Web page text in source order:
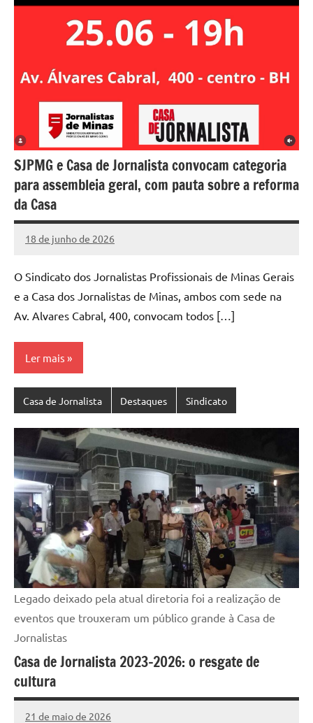
SJPMG e Casa de Jornalista convocam categoria
para assembleia geral, com pauta sobre a reforma
da Casa
18 de junho de 2026
Rafael
Nenhum
O Sindicato dos Jornalistas Profissionais de Minas Gerais
e a Casa dos Jornalistas de Minas, ambos com sede na
Av. Alvares Cabral, 400, convocam todos […]
Ler mais
Casa de Jornalista Destaques Sindicato
Legado deixado pela atual diretoria foi a realização de
eventos que trouxeram um público grande à Casa de
Jornalistas
Casa de Jornalista 2023-2026: o resgate de
cultura
21 de maio de 2026